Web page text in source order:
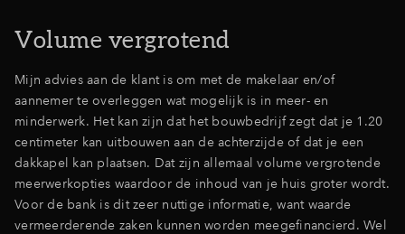
Volume vergrotend
Mijn advies aan de klant is om met de makelaar en/of
aannemer te overleggen wat mogelijk is in meer- en
minderwerk. Het kan zijn dat het bouwbedrijf zegt dat je 1.20
centimeter kan uitbouwen aan de achterzijde of dat je een
dakkapel kan plaatsen. Dat zijn allemaal volume vergrotende
meerwerkopties waardoor de inhoud van je huis groter wordt.
Voor de bank is dit zeer nuttige informatie, want waarde
vermeerderende zaken kunnen worden meegefinancierd. Wel